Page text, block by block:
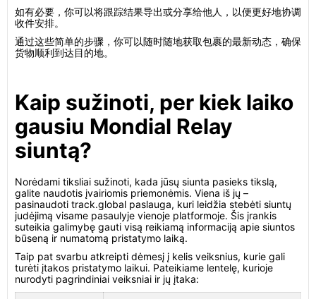
如有必要，你可以将跟踪结果导出或分享给他人，以便更好地协调
收件安排。
通过这些简单的步骤，你可以随时随地获取包裹的最新动态，确保
货物顺利到达目的地。
Kaip sužinoti, per kiek laiko
gausiu Mondial Relay
siuntą?
Norėdami tiksliai sužinoti, kada jūsų siunta pasieks tikslą,
galite naudotis įvairiomis priemonėmis. Viena iš jų –
pasinaudoti track.global paslauga, kuri leidžia stebėti siuntų
judėjimą visame pasaulyje vienoje platformoje. Šis įrankis
suteikia galimybę gauti visą reikiamą informaciją apie siuntos
būseną ir numatomą pristatymo laiką.
Taip pat svarbu atkreipti dėmesį į kelis veiksnius, kurie gali
turėti įtakos pristatymo laikui. Pateikiame lentelę, kurioje
nurodyti pagrindiniai veiksniai ir jų įtaka: